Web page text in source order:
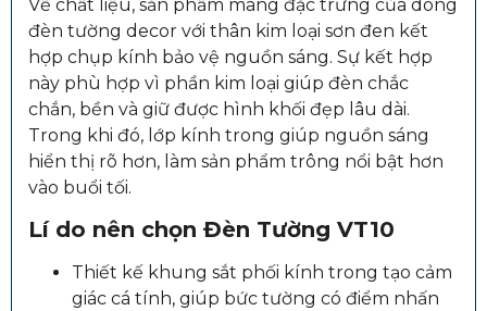
Về chất liệu, sản phẩm mang đặc trưng của dòng
đèn tường decor với thân kim loại sơn đen kết
hợp chụp kính bảo vệ nguồn sáng. Sự kết hợp
này phù hợp vì phần kim loại giúp đèn chắc
chắn, bền và giữ được hình khối đẹp lâu dài.
Trong khi đó, lớp kính trong giúp nguồn sáng
hiển thị rõ hơn, làm sản phẩm trông nổi bật hơn
vào buổi tối.
Lí do nên chọn Đèn Tường VT10
Thiết kế khung sắt phối kính trong tạo cảm
giác cá tính, giúp bức tường có điểm nhấn